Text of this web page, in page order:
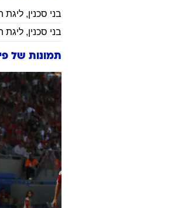
בני סכנין, ליגת העל
בני סכנין, ליגת העל
תמונות של